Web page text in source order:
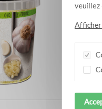
Afficher